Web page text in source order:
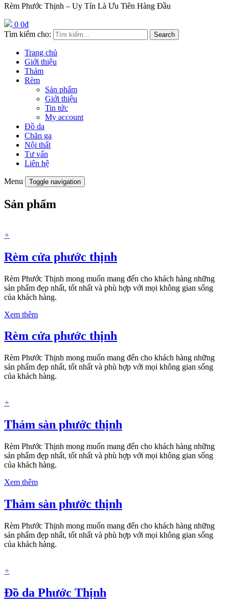
Rèm Phước Thịnh – Uy Tín Là Ưu Tiên Hàng Đầu
0 0₫
Tìm kiếm cho:
Search
Trang chủ
Giới thiệu
Thảm
Rèm
Sản phẩm
Giới thiệu
Tin tức
My account
Đồ da
Chăn ga
Nội thất
Tư vấn
Liên hệ
Menu Toggle navigation
Sản phẩm
+
Rèm cửa phước thịnh
Rèm Phước Thịnh mong muốn mang đến cho khách hàng những
sản phẩm đẹp nhất, tốt nhất và phù hợp với mọi không gian sống
của khách hàng.
Xem thêm
Rèm cửa phước thịnh
Rèm Phước Thịnh mong muốn mang đến cho khách hàng những
sản phẩm đẹp nhất, tốt nhất và phù hợp với mọi không gian sống
của khách hàng.
+
Thảm sàn phước thịnh
Rèm Phước Thịnh mong muốn mang đến cho khách hàng những
sản phẩm đẹp nhất, tốt nhất và phù hợp với mọi không gian sống
của khách hàng.
Xem thêm
Thảm sàn phước thịnh
Rèm Phước Thịnh mong muốn mang đến cho khách hàng những
sản phẩm đẹp nhất, tốt nhất và phù hợp với mọi không gian sống
của khách hàng.
+
Đồ da Phước Thịnh